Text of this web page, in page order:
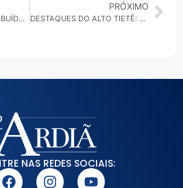
EXCLUSIVO: ÁUDIO ATRIBUÍDO AO SUSPEITO DE FEMINICÍDIO NO GOLDEN TRAZ CONFISSÃO E MENÇÃO A SUICÍDIO
PRÓXIMO
DESTAQUES DO ALTO TIETÊ: CONDENAÇÃO DE POLICIAIS EM MOGI, ANIVERSÁRIO DE POÁ E MANUTENÇÃO DA SABESP EM ARUJÁ E ITAQUÁ
NAS REDES SOCIAIS: